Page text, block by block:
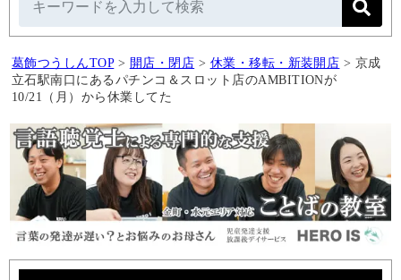
葛飾つうしんTOP > 開店・閉店 > 休業・移転・新装開店 > 京成
立石駅南口にあるパチンコ＆スロット店のAMBITIONが
10/21（月）から休業してた